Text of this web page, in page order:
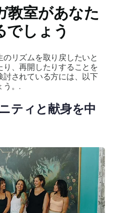
教室があなた
でしょう
リズムを取り戻したいと
、再開したりすることを
されている方には、以下
う。.
ティと献身を中